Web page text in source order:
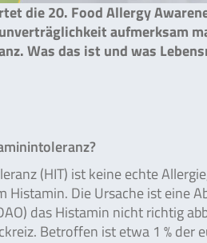
die 20. Food Allergy
aufmerksam
Was das ist und was
(HIT) ist keine echte
Histamin. Die Ursache ist eine
das Histamin nicht richtig
Betroffen ist etwa 1 % der